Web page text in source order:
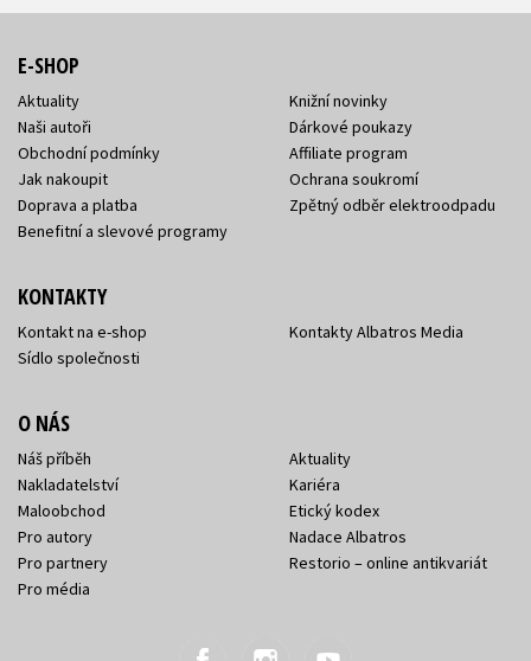
E-SHOP
Aktuality
Naši autoři
Obchodní podmínky
Jak nakoupit
Doprava a platba
Benefitní a slevové programy
Knižní novinky
Dárkové poukazy
Affiliate program
Ochrana soukromí
Zpětný odběr elektroodpadu
KONTAKTY
Kontakt na e-shop
Sídlo společnosti
Kontakty Albatros Media
O NÁS
Náš příběh
Nakladatelství
Maloobchod
Pro autory
Pro partnery
Pro média
Aktuality
Kariéra
Etický kodex
Nadace Albatros
Restorio – online antikvariát